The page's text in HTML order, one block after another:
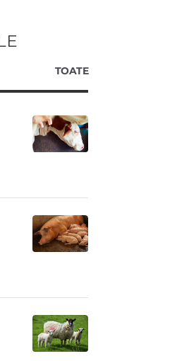
TOATE